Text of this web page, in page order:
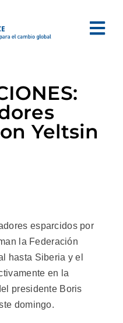
Yeltsin
esparcidos por
la Federación
hasta Siberia y el
en la
presidente Boris
domingo.